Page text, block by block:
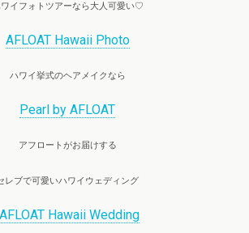
イフォトツアーなら大人可愛い♡
AFLOAT Hawaii Photo
ハワイ挙式のヘアメイクなら
Pearl by AFLOAT
アフロートがお届けする
レブで可愛いハワイウェディング
AFLOAT Hawaii Wedding